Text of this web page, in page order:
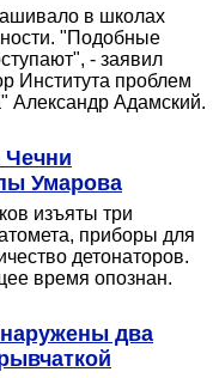
в школах
"Подобные
- заявил
Института проблем
Александр Адамский.
Чечни
Умарова
изъяты три
приборы для
детонаторов.
время опознан.
два